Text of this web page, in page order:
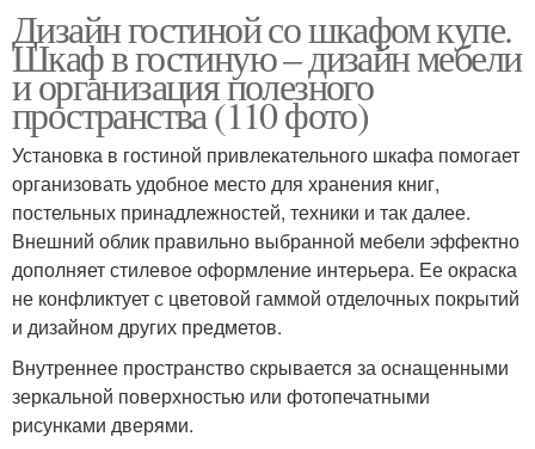
Дизайн гостиной со шкафом купе.
Шкаф в гостиную – дизайн мебели
и организация полезного
пространства (110 фото)
Установка в гостиной привлекательного шкафа помогает
организовать удобное место для хранения книг,
постельных принадлежностей, техники и так далее.
Внешний облик правильно выбранной мебели эффектно
дополняет стилевое оформление интерьера. Ее окраска
не конфликтует с цветовой гаммой отделочных покрытий
и дизайном других предметов.
Внутреннее пространство скрывается за оснащенными
зеркальной поверхностью или фотопечатными
рисунками дверями.